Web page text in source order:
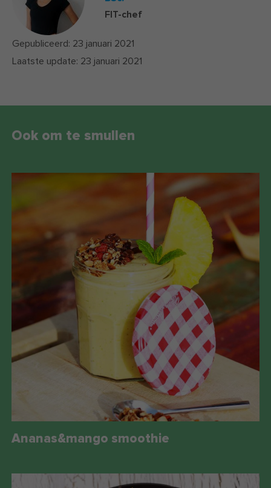
FIT-chef
Gepubliceerd: 23 januari 2021
Laatste update: 23 januari 2021
Ook om te smullen
Ananas&mango smoothie